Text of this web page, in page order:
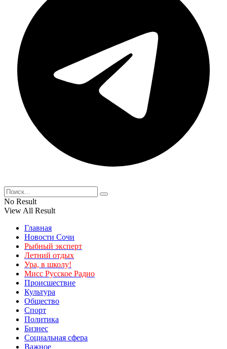
No Result
View All Result
Главная
Новости Сочи
Рыбный эксперт
Летний отдых
Ура, в школу!
Мисс Русское Радио
Происшествие
Культура
Общество
Спорт
Политика
Бизнес
Социальная сфера
Важное